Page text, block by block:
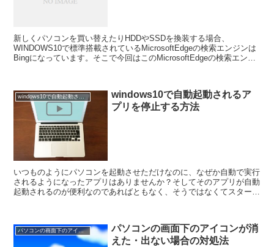
新しくパソコンを買い替えたりHDDやSSDを換装する場合、
WINDOWS10で標準搭載されているMicrosoftEdgeの検索エンジンは
Bingになっています。そこで今回はこのMicrosoftEdgeの検索エンジ
windows10で自動起動されるア
プリを停止する方法
いつものようにパソコンを起動させただけなのに、なぜか自動で実行
されるようになったアプリはありませんか？そしてそのアプリが自動
起動されるのが便利なのであればともなく、そうではなくてスタート
パソコンの画面下のアイコンが消えた・出ない場合の対処法
パソコンの画面下のアイコンが消
えた・出ない場合の対処法